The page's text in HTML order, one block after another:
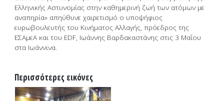
Ελληνικής Αστυνομίας στην καθημερινή ζωή των ατόμων με
αναπηρία» απηύθυνε χαιρετισμό ο υποψήφιος
ευρωβουλευτής του Κινήματος Αλλαγής, πρόεδρος της
ΕΣΑμεΑ και του EDF, Ιωάννης Βαρδακαστάνης στις 3 Μαΐου
στα Ιωάννινα.
Περισσότερες εικόνες